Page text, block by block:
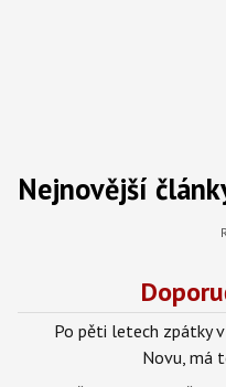
Nejnovější
Po pěti letech zpátky
Novu, má